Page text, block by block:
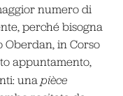
numero di
perché bisogna
Oberdan, in Corso
appuntamento,
una pièce